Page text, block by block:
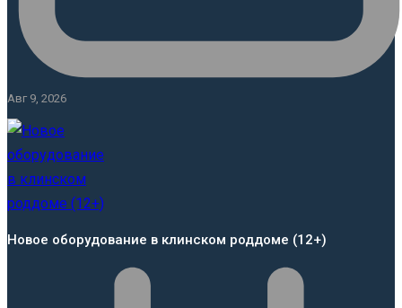
Авг 9, 2026
Новое оборудование в клинском роддоме (12+)